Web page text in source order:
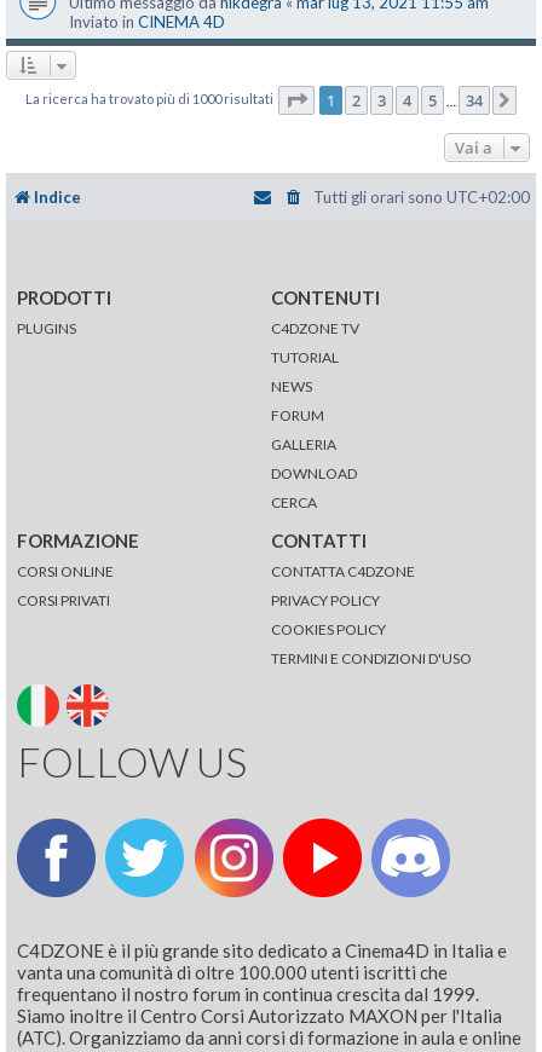
Inviato in CINEMA 4D
La ricerca ha trovato più di 1000 risultati Pagina di 34
1 2 3 4 5 34
Vai a
Indice Tutti gli orari sono UTC+02:00
PRODOTTI
PLUGINS
CONTENUTI
C4DZONE TV
TUTORIAL
NEWS
FORUM
GALLERIA
DOWNLOAD
CERCA
FORMAZIONE
CORSI ONLINE
CORSI PRIVATI
CONTATTI
CONTATTA C4DZONE
PRIVACY POLICY
COOKIES POLICY
TERMINI E CONDIZIONI D'USO
FOLLOW US
C4DZONE è il più grande sito dedicato a Cinema4D in Italia e
vanta una comunità di oltre 100.000 utenti iscritti che
frequentano il nostro forum in continua crescita dal 1999.
Siamo inoltre il Centro Corsi Autorizzato MAXON per l'Italia
(ATC). Organizziamo da anni corsi di formazione in aula e online